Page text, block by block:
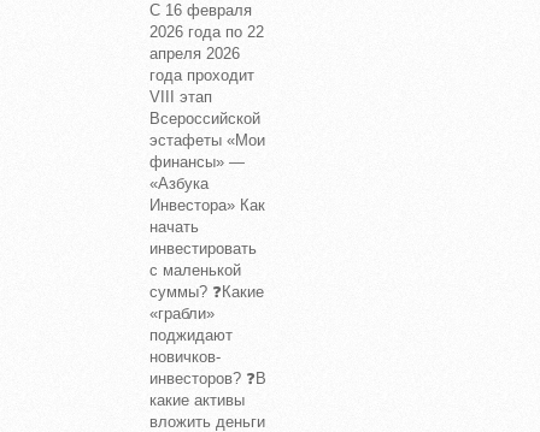
С 16 февраля
2026 года по 22
апреля 2026
года проходит
VIII этап
Всероссийской
эстафеты «Мои
финансы» —
«Азбука
Инвестора» Как
начать
инвестировать
с маленькой
суммы? ❓Какие
«грабли»
поджидают
новичков-
инвесторов? ❓В
какие активы
вложить деньги